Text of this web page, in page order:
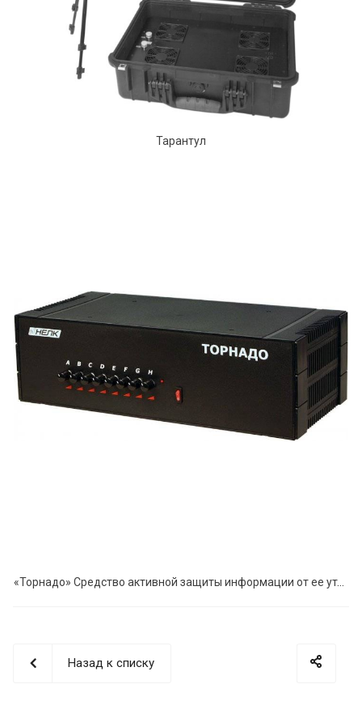
Тарантул
«Торнадо» Средство активной защиты информации от ее утечки по каналам радиосвязи
Назад к списку